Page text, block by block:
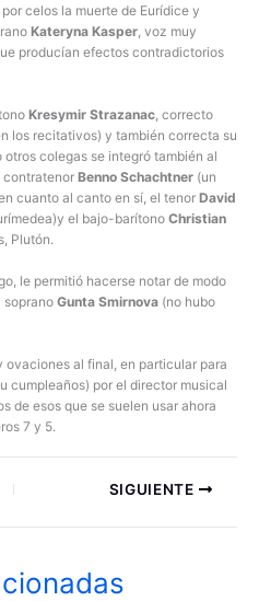
celos la muerte de Eurídice y
Kateryna Kasper , voz muy
producían efectos contradictorios
Kresymir Strazanac, correcto
los recitativos) y también correcta su
otros colegas se integró también al
contratenor Benno Schachtner (un
cuanto al canto en sí, el tenor David
el bajo-barítono Christian
Plutón.
le permitió hacerse notar de modo
soprano Gunta Smirnova (no hubo
ovaciones al final, en particular para
cumpleaños) por el director musical
de esos que se suelen usar ahora
7 y 5.
SIGUIENTE